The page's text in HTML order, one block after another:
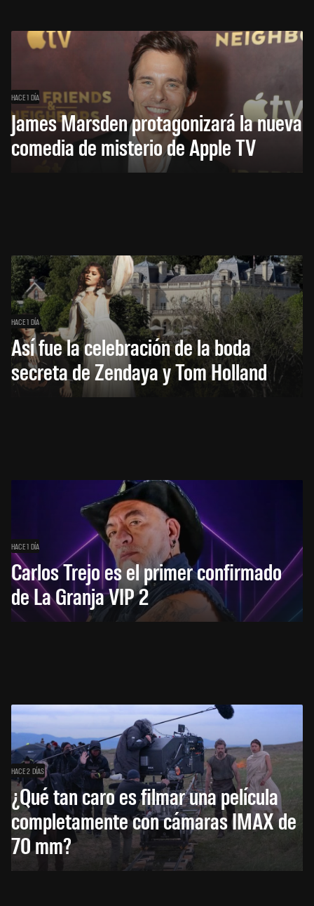
HACE 1 DÍA
James Marsden protagonizará la nueva
comedia de misterio de Apple TV
HACE 1 DÍA
Así fue la celebración de la boda
secreta de Zendaya y Tom Holland
HACE 1 DÍA
Carlos Trejo es el primer confirmado
de La Granja VIP 2
HACE 2 DÍAS
¿Qué tan caro es filmar una película
completamente con cámaras IMAX de
70 mm?